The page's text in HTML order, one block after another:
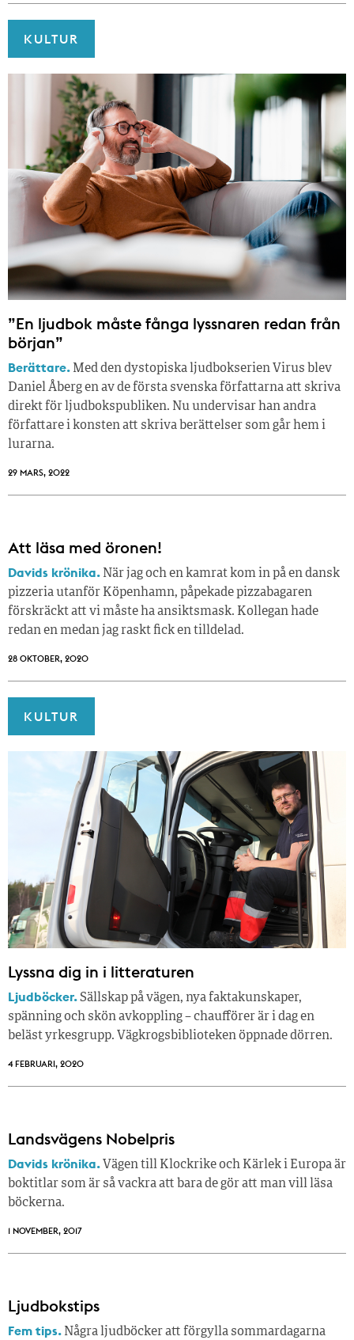
KULTUR
”En ljudbok måste fånga lyssnaren redan från
början”
Berättare. Med den dystopiska ljudbokserien Virus blev
Daniel Åberg en av de första svenska författarna att skriva
direkt för ljudbokspubliken. Nu undervisar han andra
författare i konsten att skriva berättelser som går hem i
lurarna.
29 MARS, 2022
Att läsa med öronen!
Davids krönika. När jag och en kamrat kom in på en dansk
pizzeria utanför Köpenhamn, påpekade pizzabagaren
förskräckt att vi måste ha ansiktsmask. Kollegan hade
redan en medan jag raskt fick en tilldelad.
28 OKTOBER, 2020
KULTUR
Lyssna dig in i litteraturen
Ljudböcker.Sällskap på vägen, nya faktakunskaper,
spänning och skön avkoppling – chaufförer är i dag en
beläst yrkesgrupp. Vägkrogsbiblioteken öppnade dörren.
4 FEBRUARI, 2020
Landsvägens Nobelpris
Davids krönika. Vägen till Klockrike och Kärlek i Europa är
boktitlar som är så vackra att bara de gör att man vill läsa
böckerna.
1 NOVEMBER, 2017
Ljudbokstips
Fem tips. Några ljudböcker att förgylla sommardagarna